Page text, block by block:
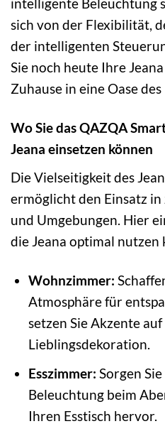
intelligente Beleuchtung
sich von der Flexibilität,
der intelligenten
Sie noch heute Ihre
Zuhause in eine Oase
Wo Sie das QAZQA
Jeana einsetzen können
Die Vielseitigkeit des
ermöglicht den Einsatz
und Umgebungen. Hier
die Jeana optimal nutzen
Wohnzimmer:
Atmosphäre für
setzen Sie Akzente
Lieblingsdekoration.
Esszimmer: Sorgen
Beleuchtung beim
Ihren Esstisch hervor.